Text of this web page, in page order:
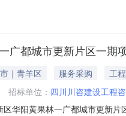
广都城市更新片区一期
｜青羊区 服务采购
工程
招标单位： 四川川咨建设工程
华阳黄果林一广都城市更新